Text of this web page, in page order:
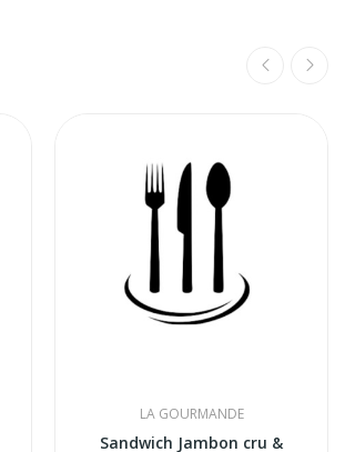
LA GOURMANDE
Sandwich Jambon cru &